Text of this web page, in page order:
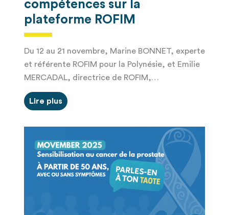
compétences sur la
plateforme ROFIM
Du 12 au 21 novembre, Marine BONNET, experte
et référente ROFIM pour la Polynésie, et Emilie
MERCADAL, directrice de ROFIM,…
Lire plus